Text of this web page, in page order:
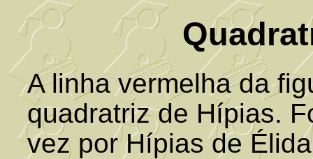
A linha vermelha da
quadratriz de Hípias.
vez por Hípias de